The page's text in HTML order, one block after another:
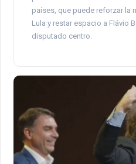
países, que puede reforzar la
Lula y restar espacio a Flávio
disputado centro.